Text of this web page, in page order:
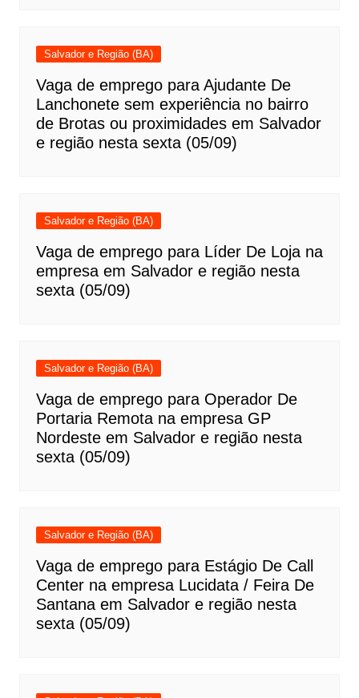
Salvador e Região (BA)
Vaga de emprego para Ajudante De
Lanchonete sem experiência no bairro
de Brotas ou proximidades em Salvador
e região nesta sexta (05/09)
Salvador e Região (BA)
Vaga de emprego para Líder De Loja na
empresa em Salvador e região nesta
sexta (05/09)
Salvador e Região (BA)
Vaga de emprego para Operador De
Portaria Remota na empresa GP
Nordeste em Salvador e região nesta
sexta (05/09)
Salvador e Região (BA)
Vaga de emprego para Estágio De Call
Center na empresa Lucidata / Feira De
Santana em Salvador e região nesta
sexta (05/09)